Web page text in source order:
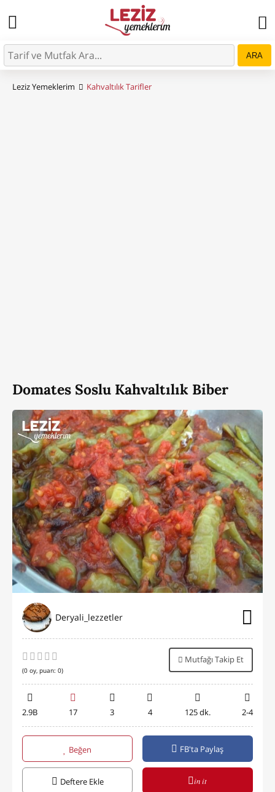
ARA
Leziz Yemeklerim Kahvaltılık Tarifler
Domates Soslu Kahvaltılık Biber
Deryali_lezzetler
(0 oy, puan: 0)
Mutfağı Takip Et
2.9B 17 3 4 125 dk. 2-4
Beğen FB'ta Paylaş
Deftere Ekle in it